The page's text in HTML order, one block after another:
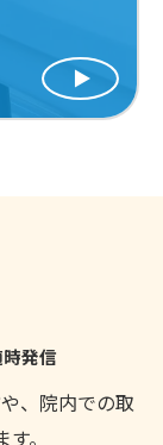
発信
、院内での取
。